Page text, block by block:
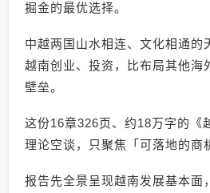
掘金的最优选择。
中越两国山水相连、文化相通的
越南创业、投资，比布局其他海
壁垒。
这份16章326页、约18万字的《
理论空谈，只聚焦「可落地的商
报告先全景呈现越南发展基本面